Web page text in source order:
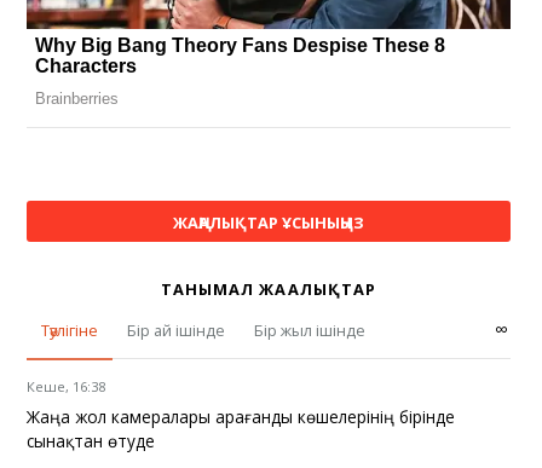
ЖАҢАЛЫҚТАР ҰСЫНЫҢЫЗ
ТАНЫМАЛ ЖАҢАЛЫҚТАР
Тәулігіне
Бір ай ішінде Бір жыл ішінде ∞
Кеше, 16:38
Жаңа жол камералары Қарағанды көшелерінің бірінде
сынақтан өтуде